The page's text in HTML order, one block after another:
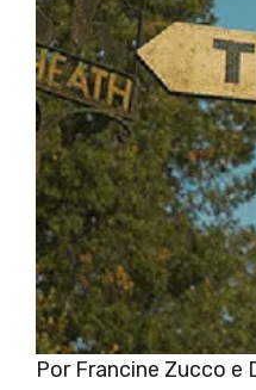
Por Francine Zucco e